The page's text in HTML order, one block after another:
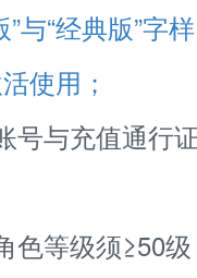
与“经典版”字
使用；
与充值通行
等级须≥50级